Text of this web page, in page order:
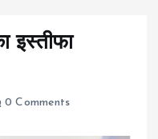
इस्तीफा
0 Comments